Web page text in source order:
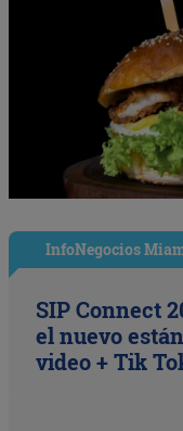
InfoNegocios
SIP Connect
el nuevo
video + Tik